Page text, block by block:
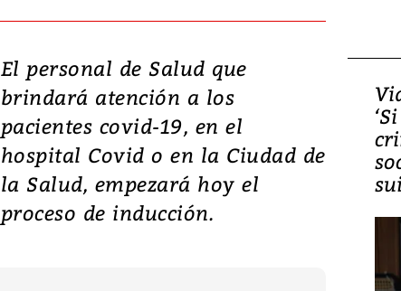
El personal de Salud que
brindará atención a los
pacientes covid-19, en el
hospital Covid o en la Ciudad de
la Salud, empezará hoy el
proceso de inducción.
Video, Japón: Terremoto
deja heridos y graves
daños en Kumamoto